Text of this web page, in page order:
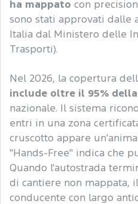
ha mappato con
sono stati approvati dalle
Italia dal Ministero delle
Trasporti).
Nel 2026, la copertura
include oltre il 95%
nazionale. Il sistema
entri in una zona
cruscotto appare
"Hands-Free" indica che
Quando l'autostrada
di cantiere non mappata,
conducente con largo